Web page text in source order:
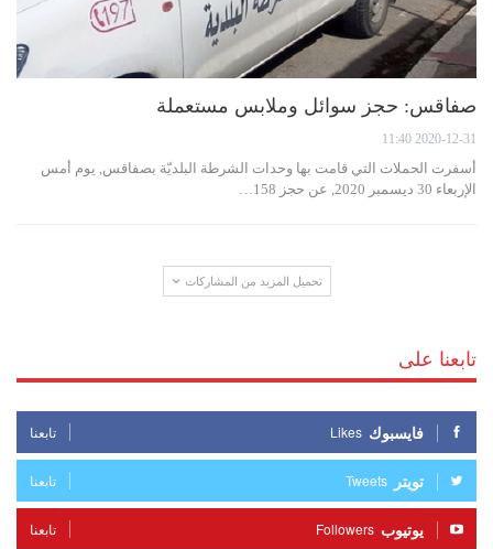
صفاقس: حجز سوائل وملابس مستعملة
2020-12-31 11:40
أسفرت الحملات التي قامت بها وحدات الشرطة البلديّة بصفاقس, يوم أمس
الإربعاء 30 ديسمبر 2020, عن حجز 158…
تحميل المزيد من المشاركات
تابعنا على
فايسبوك Likes تابعنا
تويتر Tweets تابعنا
يوتيوب Followers تابعنا